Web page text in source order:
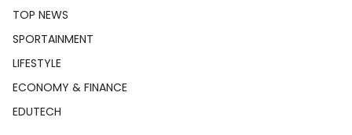
TOP NEWS
SPORTAINMENT
LIFESTYLE
ECONOMY & FINANCE
EDUTECH